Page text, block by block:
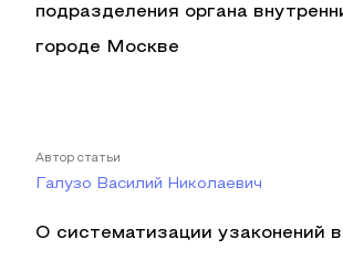
подразделения органа
городе Москве
Автор статьи
Галузо Василий Николаевич
О систематизации узаконений